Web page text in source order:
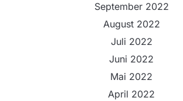
September 2022
August 2022
Juli 2022
Juni 2022
Mai 2022
April 2022